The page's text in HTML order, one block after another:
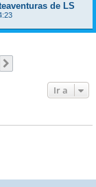
de LS
Ir a